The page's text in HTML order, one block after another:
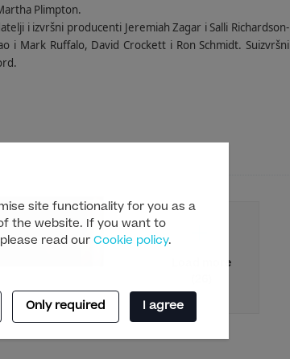
site functionality for you as a
the website. If you want to
read our Cookie policy.
Only required I agree
Plimpton.
i izvršni producenti Jeremiah Zagar i Salli Richardson-
i Mark Ruffalo, David Crockett i Ron Schmidt. Suizvršni
Load more